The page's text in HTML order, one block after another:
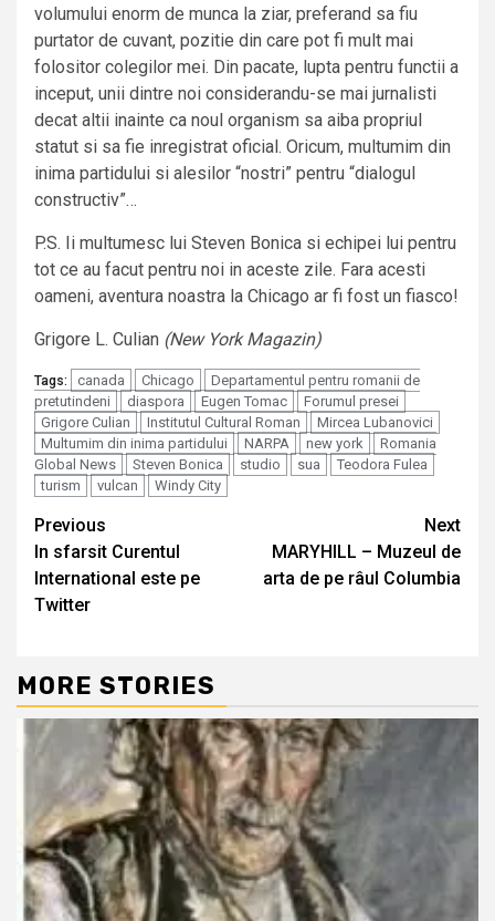
volumului enorm de munca la ziar, preferand sa fiu
purtator de cuvant, pozitie din care pot fi mult mai
folositor colegilor mei. Din pacate, lupta pentru functii a
inceput, unii dintre noi considerandu-se mai jurnalisti
decat altii inainte ca noul organism sa aiba propriul
statut si sa fie inregistrat oficial. Oricum, multumim din
inima partidului si alesilor “nostri” pentru “dialogul
constructiv”…
P.S. Ii multumesc lui Steven Bonica si echipei lui pentru
tot ce au facut pentru noi in aceste zile. Fara acesti
oameni, aventura noastra la Chicago ar fi fost un fiasco!
Grigore L. Culian (New York Magazin)
Tags: canada Chicago
Departamentul pentru romanii de
pretutindeni
diaspora Eugen Tomac
Forumul presei
Grigore Culian
Institutul Cultural Roman
Mircea Lubanovici
Multumim din inima partidului
NARPA new york
Romania
Global News
Steven Bonica studio sua
Teodora Fulea
turism
vulcan Windy City
Continue
Reading
Previous
In sfarsit Curentul
International este pe
Twitter
Next
MARYHILL – Muzeul de
arta de pe râul Columbia
MORE STORIES